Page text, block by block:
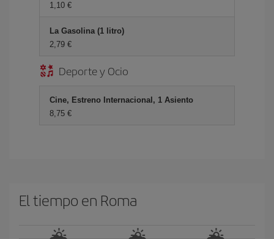
1,10 €
La Gasolina (1 litro)
2,79 €
Deporte y Ocio
Cine, Estreno Internacional, 1 Asiento
8,75 €
El tiempo en Roma